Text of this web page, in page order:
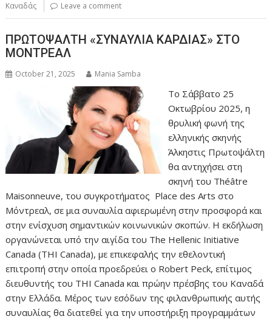
Καναδάς Leave a comment
ΠΡΩΤΟΨΑΛΤΗ «ΣΥΝΑΥΛΙΑ ΚΑΡΔΙΑΣ» ΣΤΟ
ΜΟΝΤΡΕΑΛ
October 21, 2025 Mania Samba
Το Σάββατο 25
Οκτωβρίου 2025, η
θρυλική φωνή της
ελληνικής σκηνής
Άλκηστις Πρωτοψάλτη
θα αντηχήσει στη
σκηνή του Théâtre
Maisonneuve, του συγκροτήματος Place des Arts στο
Μόντρεαλ, σε μια συναυλία αφιερωμένη στην προσφορά και
στην ενίσχυση σημαντικών κοινωνικών σκοπών. Η εκδήλωση
οργανώνεται υπό την αιγίδα του The Hellenic Initiative
Canada (THI Canada), με επικεφαλής την εθελοντική
επιτροπή στην οποία προεδρεύει ο Robert Peck, επίτιμος
διευθυντής του THI Canada και πρώην πρέσβης του Καναδά
στην Ελλάδα. Μέρος των εσόδων της φιλανθρωπικής αυτής
συναυλίας θα διατεθεί για την υποστήριξη προγραμμάτων